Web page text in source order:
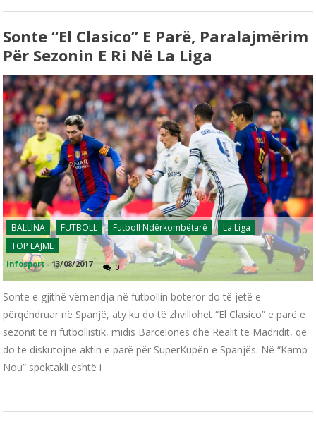
Sonte “El Clasico” E Parë, Paralajmërim
Për Sezonin E Ri Në La Liga
BALLINA FUTBOLL Futboll Ndërkombëtarë
La Liga
TOP LAJME
infosport - 13/08/2017 0
Sonte e gjithë vëmendja në futbollin botëror do të jetë e
përqëndruar në Spanjë, aty ku do të zhvillohet “El Clasico” e parë e
sezonit të ri futbollistik, midis Barcelonës dhe Realit të Madridit, që
do të diskutojnë aktin e parë për SuperKupën e Spanjës. Në “Kamp
Nou” spektakli është i